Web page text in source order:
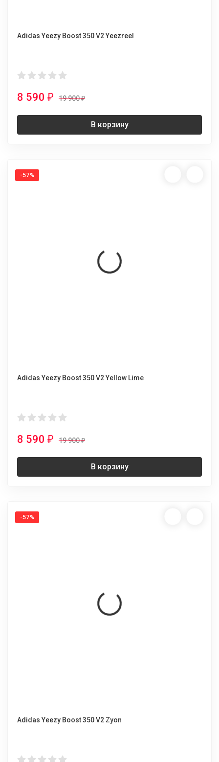
Adidas Yeezy Boost 350 V2 Yeezreel
8 590 ₽ 19 900₽
В корзину
-57%
Adidas Yeezy Boost 350 V2 Yellow Lime
8 590 ₽ 19 900₽
В корзину
-57%
Adidas Yeezy Boost 350 V2 Zyon